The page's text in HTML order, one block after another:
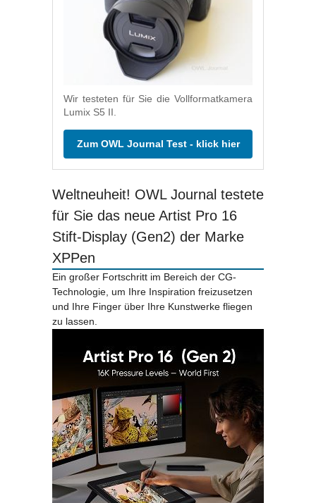
Wir testeten für Sie die Vollformatkamera
Lumix S5 II.
Zum OWL Journal Test - klick hier
Weltneuheit! OWL Journal testete
für Sie das neue Artist Pro 16
Stift-Display (Gen2) der Marke
XPPen
Ein großer Fortschritt im Bereich der CG-
Technologie, um Ihre Inspiration freizusetzen
und Ihre Finger über Ihre Kunstwerke fliegen
zu lassen.